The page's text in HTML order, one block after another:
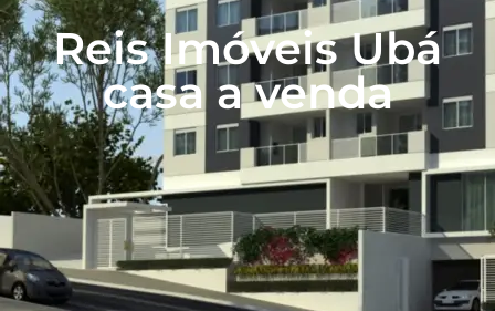
Reis Imóveis Ubá
casa a venda